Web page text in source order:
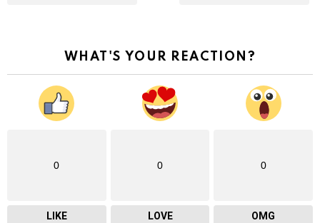
WHAT'S YOUR REACTION?
0
LIKE
0
LOVE
0
OMG